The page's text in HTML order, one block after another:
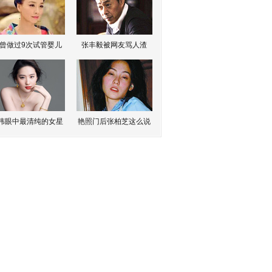
做过9次试管婴儿 张丰毅被网友骂人渣
眼中最清纯的女星 艳照门后张柏芝这么说